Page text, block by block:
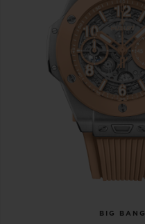
BIG BANG